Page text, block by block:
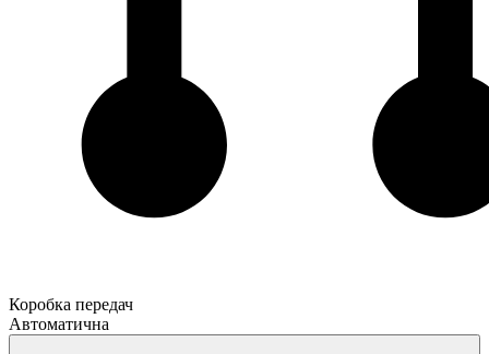
Коробка передач
Автоматична